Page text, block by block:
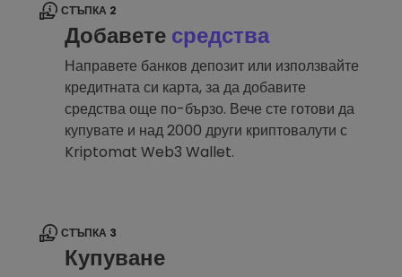
СТЪПКА 2
Добавете средства
Направете банков депозит или използвайте
кредитната си карта, за да добавите
средства още по-бързо. Вече сте готови да
купувате и над 2000 други криптовалути с
Kriptomat Web3 Wallet.
СТЪПКА 3
Купуване